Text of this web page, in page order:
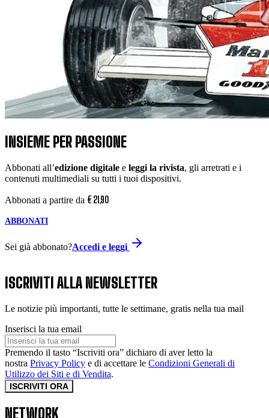
INSIEME PER PASSIONE
Abbonati all’edizione digitale e leggi la rivista, gli arretrati e i
contenuti multimediali su tutti i tuoi dispositivi.
Abbonati a partire da € 21,90
ABBONATI
Sei già abbonato?Accedi e leggi
ISCRIVITI ALLA NEWSLETTER
Le notizie più importanti, tutte le settimane, gratis nella tua mail
Inserisci la tua email
Premendo il tasto “Iscriviti ora” dichiaro di aver letto la
nostra Privacy Policy e di accettare le Condizioni Generali di
Utilizzo dei Siti e di Vendita.
ISCRIVITI ORA
NETWORK